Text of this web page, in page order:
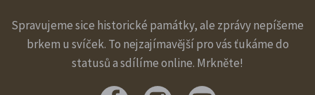
Spravujeme sice historické památky, ale zprávy nepíšeme
brkem u svíček. To nejzajímavější pro vás ťukáme do
statusů a sdílíme online. Mrkněte!